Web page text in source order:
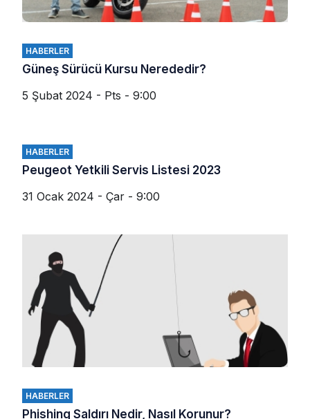
HABERLER
Güneş Sürücü Kursu Nerededir?
5 Şubat 2024 - Pts - 9:00
HABERLER
Peugeot Yetkili Servis Listesi 2023
31 Ocak 2024 - Çar - 9:00
HABERLER
Phishing Saldırı Nedir, Nasıl Korunur?